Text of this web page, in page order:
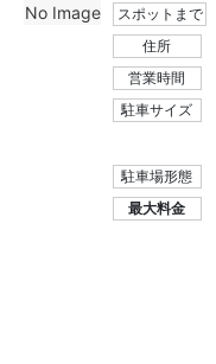
スポットまで
住所
営業時間
駐車サイズ
駐車場形態
最大料金
No Image